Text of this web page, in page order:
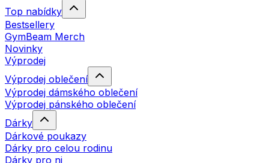
Top nabídky
Bestsellery
GymBeam Merch
Novinky
Výprodej
Výprodej oblečení
Výprodej dámského oblečení
Výprodej pánského oblečení
Dárky
Dárkové poukazy
Dárky pro celou rodinu
Dárky pro ni